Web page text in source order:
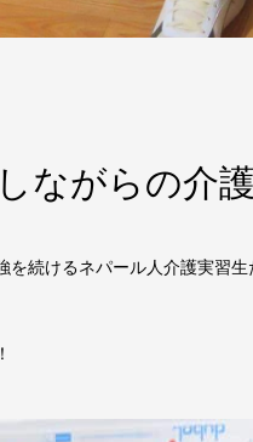
ながらの介
続けるネパール人介護実習生